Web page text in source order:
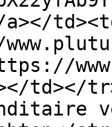
a></
td></